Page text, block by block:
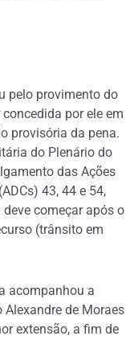
pelo provimento do
por ele em
provisória da pena.
do Plenário do
das Ações
43, 44 e 54,
começar após o
(trânsito em
acompanhou a
de Moraes
extensão, a fim de